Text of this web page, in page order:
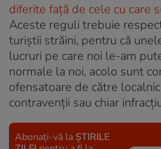
diferite față de cele cu care
Aceste reguli trebuie
turiștii străini, pentru că
lucruri pe care noi le-am
normale la noi, acolo sunt
ofensatoare de către
contravenții sau chiar
Abonați-vă la ȘTIRILE